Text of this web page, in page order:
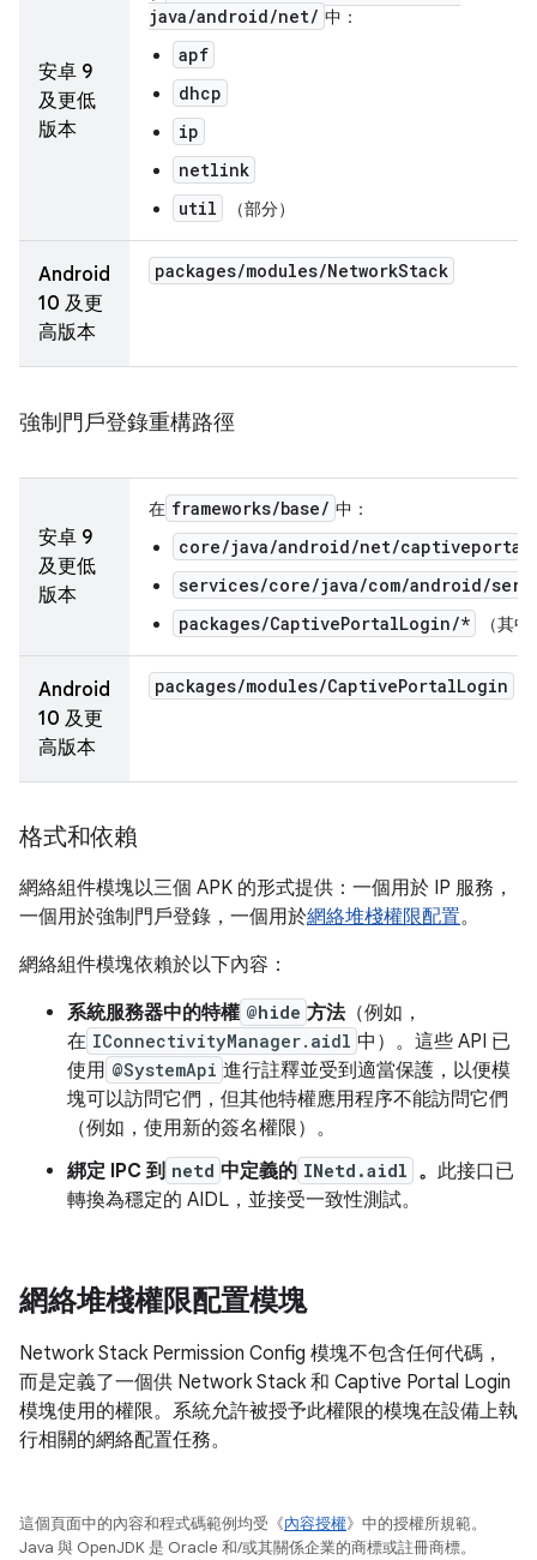
安卓 9
及更低
版本
java/android/net/ 中：
apf
dhcp
ip
netlink
util
（部分）
Android
10 及更
高版本
packages/modules/NetworkStack
強制門戶登錄重構路徑
安卓 9
及更低
版本
在 frameworks/base/ 中：
core/java/android/net/
services/core/java/com/android/
packages/CaptivePortalLogin/*
（其
Android
10 及更
高版本
packages/modules/CaptivePortalLogin
格式和依賴
網絡組件模塊以三個 APK 的形式提供：一個用於 IP 服務，
一個用於強制門戶登錄，一個用於網絡堆棧權限配置。
網絡組件模塊依賴於以下內容：
系統服務器中的特權 @hide 方法（例如，
在 IConnectivityManager.aidl 中）。這些 API 已
使用 @SystemApi 進行註釋並受到適當保護，以便模
塊可以訪問它們，但其他特權應用程序不能訪問它們
（例如，使用新的簽名權限）。
綁定 IPC 到 netd 中定義的 INetd.aidl 。 此接口已
轉換為穩定的 AIDL，並接受一致性測試。
網絡堆棧權限配置模塊
Network Stack Permission Config 模塊不包含任何代碼，
而是定義了一個供 Network Stack 和 Captive Portal Login
模塊使用的權限。系統允許被授予此權限的模塊在設備上執
行相關的網絡配置任務。
這個頁面中的內容和程式碼範例均受《內容授權》中的授權所規範。
Java 與 OpenJDK 是 Oracle 和/或其關係企業的商標或註冊商標。